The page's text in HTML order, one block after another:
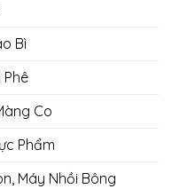
Bì
Phê
Co
Phẩm
Máy Nhồi Bông